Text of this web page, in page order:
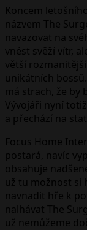
Koncem
názvem The
navazovat na
vnést svěží vítr,
větší
unikátních
má strach, že by
Vývojáři nyní
a přechází na
Focus Home
postará, navíc
obsahuje
už tu možnost si
navnadit hře k
nalhávat The
už nemůžeme